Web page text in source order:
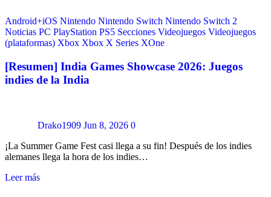
Android+iOS Nintendo Nintendo Switch Nintendo Switch 2
Noticias PC PlayStation PS5 Secciones Videojuegos Videojuegos
(plataformas) Xbox Xbox X Series XOne
[Resumen] India Games Showcase 2026: Juegos
indies de la India
Drako1909 Jun 8, 2026 0
¡La Summer Game Fest casi llega a su fin! Después de los indies
alemanes llega la hora de los indies…
Leer más